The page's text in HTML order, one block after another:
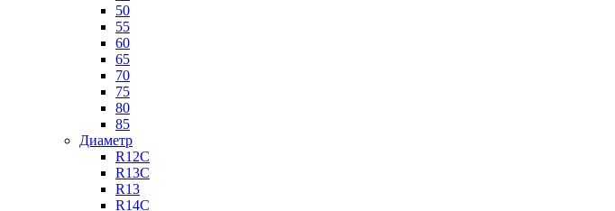
50
55
60
65
70
75
80
85
Диаметр
R12C
R13C
R13
R14C